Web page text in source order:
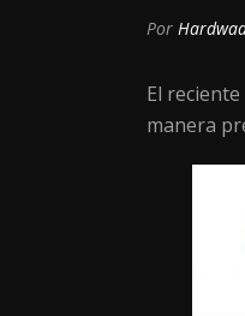
Por
El
manera